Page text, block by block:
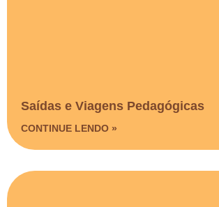
Saídas e Viagens Pedagógicas​
CONTINUE LENDO »